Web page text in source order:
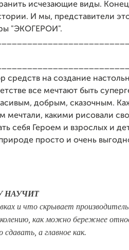
исчезающие виды.
И мы, представители
"ЭКОГЕРОИ".
средств на создание
все мечтают быть
добрым, сказочным.
мечтали, какими рисовали
себя Героем и взрослых и
просто и очень
НАУЧИТ
и что скрывает
как можно бережнее
а главное как.